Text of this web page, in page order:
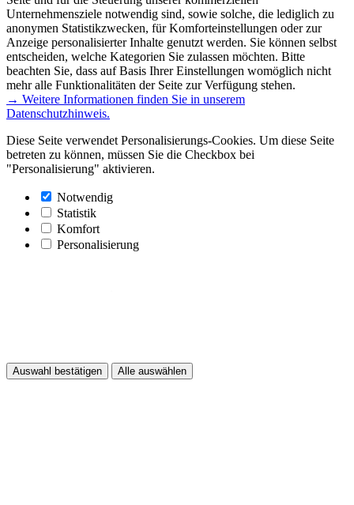
Unternehmensziele notwendig sind, sowie solche, die lediglich zu
anonymen Statistikzwecken, für Komforteinstellungen oder zur
Anzeige personalisierter Inhalte genutzt werden. Sie können selbst
entscheiden, welche Kategorien Sie zulassen möchten. Bitte
beachten Sie, dass auf Basis Ihrer Einstellungen womöglich nicht
mehr alle Funktionalitäten der Seite zur Verfügung stehen.
→ Weitere Informationen finden Sie in unserem
Datenschutzhinweis.
Diese Seite verwendet Personalisierungs-Cookies. Um diese Seite
betreten zu können, müssen Sie die Checkbox bei
"Personalisierung" aktivieren.
Notwendig
Statistik
Komfort
Personalisierung
Auswahl bestätigen Alle auswählen